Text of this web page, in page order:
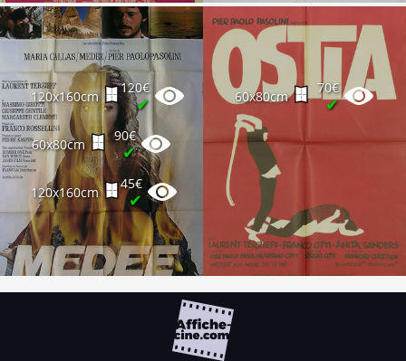
120x160cm
120€
✔
60x80cm
90€
✔
120x160cm
45€
✔
60x80cm
70€
✔